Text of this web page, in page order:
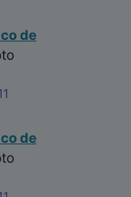
de
de